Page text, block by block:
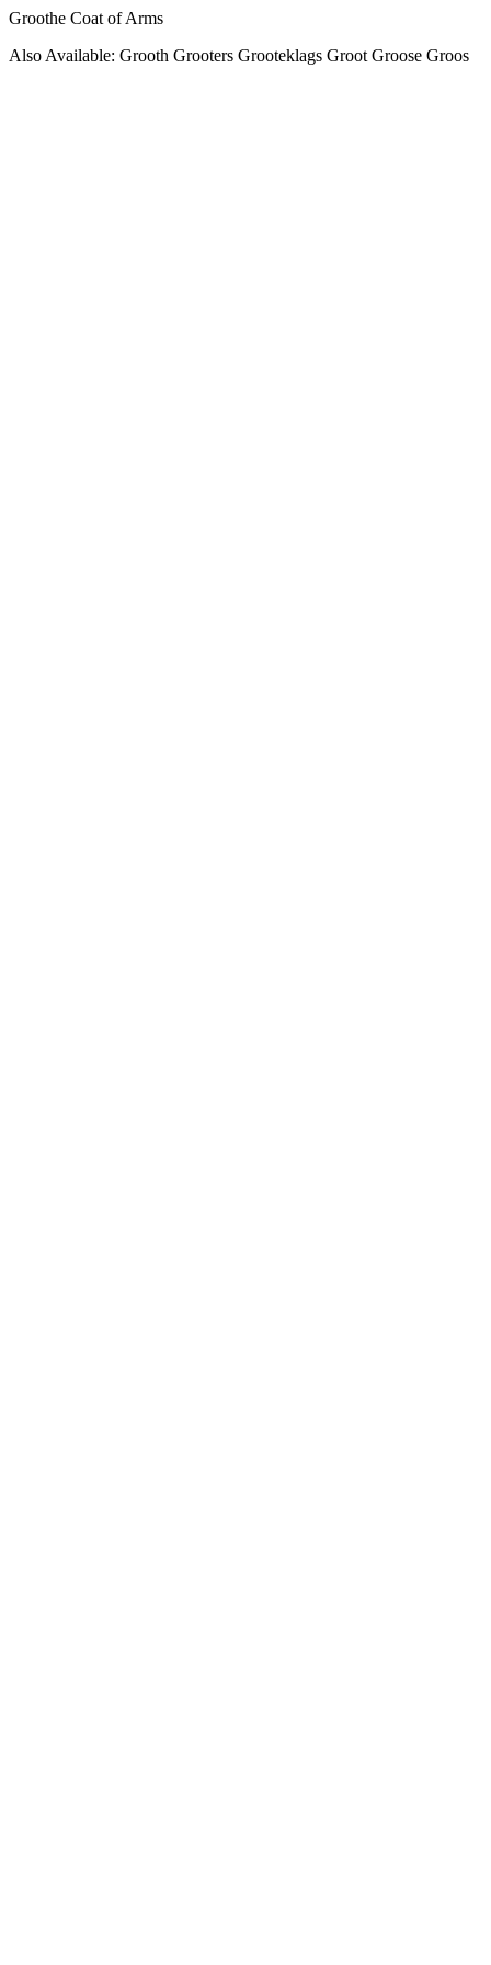
Groothe Coat of Arms
Also Available: Grooth Grooters Grooteklags Groot Groose Groos